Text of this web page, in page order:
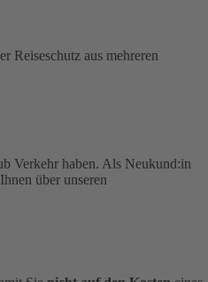
Reiseschutz aus mehreren
Verkehr haben. Als Neukund:in
über unseren